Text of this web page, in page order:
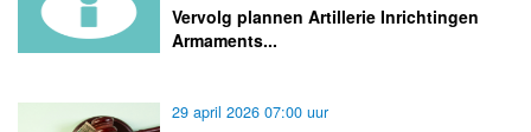
Vervolg plannen Artillerie Inrichtingen
Armaments...
29 april 2026 07:00 uur